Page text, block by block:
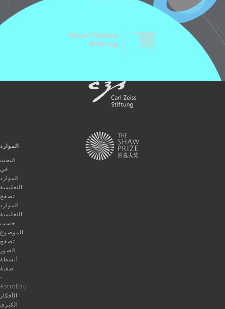
الموارد
البحث
في
الموارد
التعليمية
تصفح
الموارد
التعليمية
حسب
الموضوع
تصفح
الصور
أنشطة
صفية
-
AstroEdu
الأفكار
الكبرى